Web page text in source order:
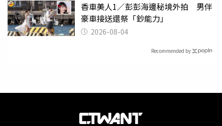
香車美人1／彭彭海邊秘境外拍 男伴
豪車接送還祭「鈔能力」
2026-08-04
Recommended by